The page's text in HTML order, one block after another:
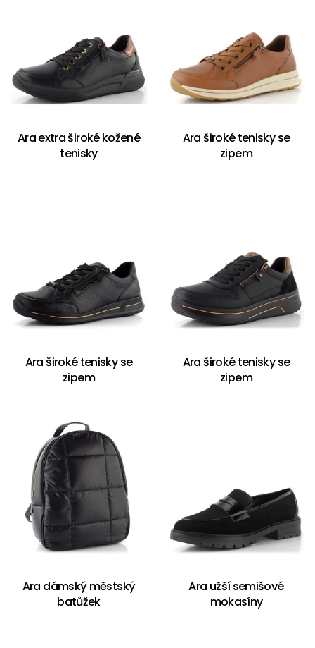
Ara extra široké kožené
tenisky
Ara široké tenisky se
zipem
Ara široké tenisky se
zipem
Ara široké tenisky se
zipem
Ara dámský městský
batůžek
Ara užší semišové
mokasíny